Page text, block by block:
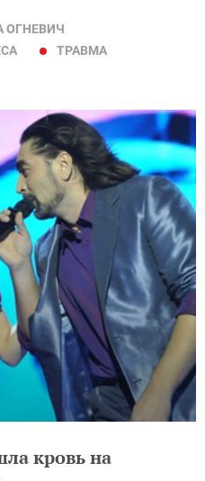
ОГНЕВИЧ
ТРАВМА
кровь на